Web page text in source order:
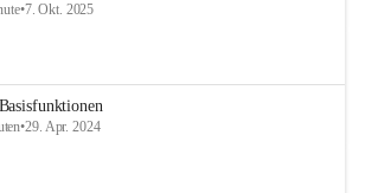
•7. Okt. 2025
•29. Apr. 2024